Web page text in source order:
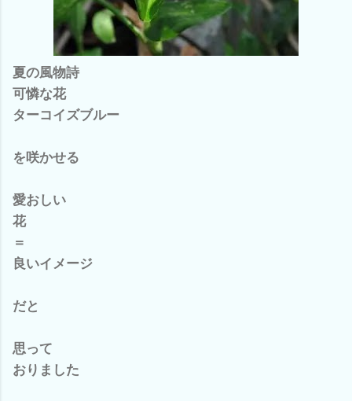
夏の風物詩
可憐な花
ターコイズブルー
を咲かせる
愛おしい
花
＝
良いイメージ
だと
思って
おりました